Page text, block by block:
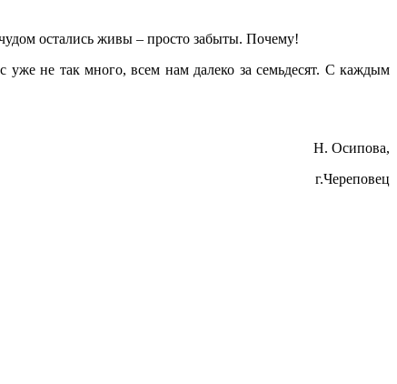
остались живы – просто забыты. Почему!
не так много, всем нам далеко за семьдесят. С каждым
Н. Осипова,
г.Череповец